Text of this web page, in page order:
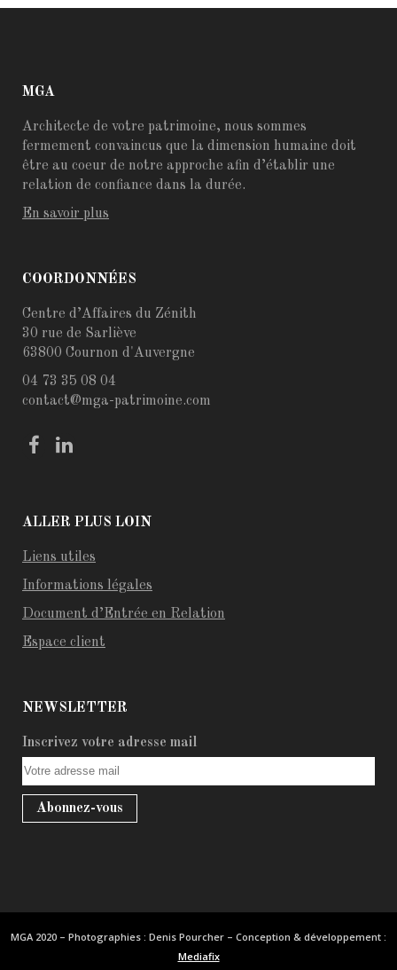
MGA
Architecte de votre patrimoine, nous sommes
fermement convaincus que la dimension humaine doit
être au coeur de notre approche afin d’établir une
relation de confiance dans la durée.
En savoir plus
COORDONNÉES
Centre d’Affaires du Zénith
30 rue de Sarliève
63800 Cournon d'Auvergne
04 73 35 08 04
contact@mga-patrimoine.com
ALLER PLUS LOIN
Liens utiles
Informations légales
Document d’Entrée en Relation
Espace client
NEWSLETTER
Inscrivez votre adresse mail
MGA 2020 – Photographies : Denis Pourcher – Conception & développement :
Mediafix